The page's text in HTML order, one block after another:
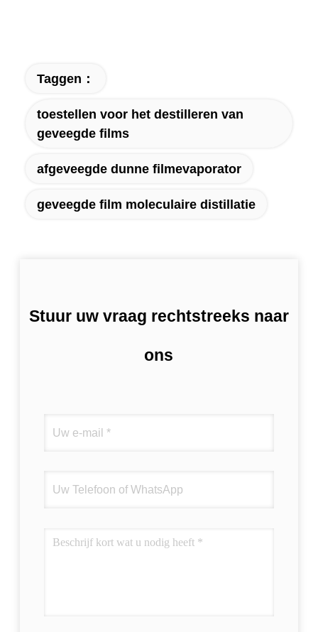
Taggen：
toestellen voor het destilleren van
geveegde films
afgeveegde dunne filmevaporator
geveegde film moleculaire distillatie
Stuur uw vraag rechtstreeks naar
ons